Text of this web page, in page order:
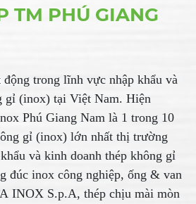
TM PHÚ GIANG
động trong lĩnh vực nhập khẩu và
gỉ (inox) tại Việt Nam. Hiện
Phú Giang Nam là 1 trong 10
gỉ (inox) lớn nhất thị trường
và kinh doanh thép không gỉ
đúc inox công nghiệp, ống & van
INOX S.p.A, thép chịu mài mòn